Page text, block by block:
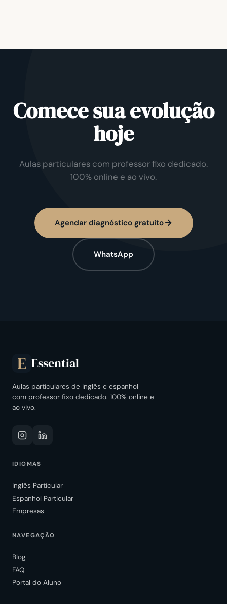
Comece sua evolução
hoje
Aulas particulares com professor fixo dedicado.
100% online e ao vivo.
Agendar diagnóstico gratuito
WhatsApp
E Essential
Aulas particulares de inglês e espanhol
com professor fixo dedicado. 100% online e
ao vivo.
IDIOMAS
Inglês Particular
Espanhol Particular
Empresas
NAVEGAÇÃO
Blog
FAQ
Portal do Aluno